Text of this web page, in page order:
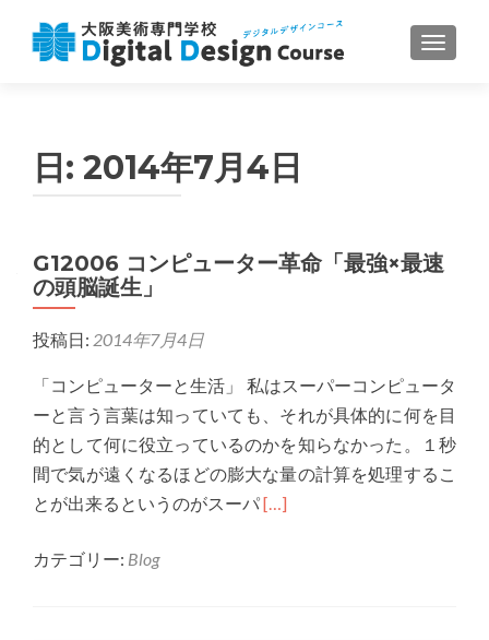
ナビゲ
日: 2014年7月4日
G12006 コンピューター革命「最強×最速
の頭脳誕生」
投稿日: 2014年7月4日
「コンピューターと生活」 私はスーパーコンピュータ
ーと言う言葉は知っていても、それが具体的に何を目
的として何に役立っているのかを知らなかった。１秒
間で気が遠くなるほどの膨大な量の計算を処理するこ
とが出来るというのがスーパRead
[…]
カテゴリー: Blog